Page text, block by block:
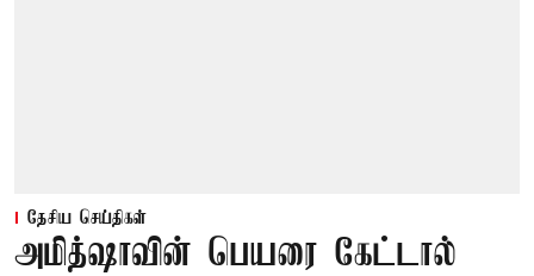
தேசிய செய்திகள்
அமித்ஷாவின் பெயரை கேட்டால்